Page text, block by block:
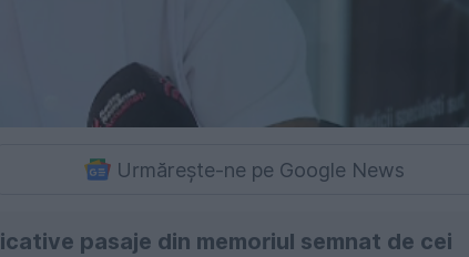
Urmărește-ne pe Google News
pasaje din memoriul semnat de cei